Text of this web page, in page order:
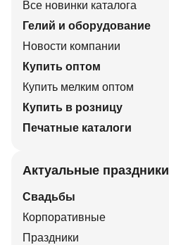
Все новинки каталога
Гелий и оборудование
Новости компании
Купить оптом
Купить мелким оптом
Купить в розницу
Печатные каталоги
Актуальные праздники
Свадьбы
Корпоративные
Праздники